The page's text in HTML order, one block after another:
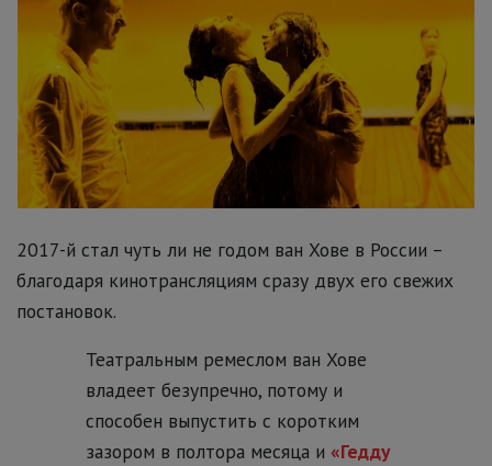
2017-й стал чуть ли не годом ван Хове в России –
благодаря кинотрансляциям сразу двух его свежих
постановок.
Театральным ремеслом ван Хове
владеет безупречно, потому и
способен выпустить с коротким
зазором в полтора месяца и «Гедду